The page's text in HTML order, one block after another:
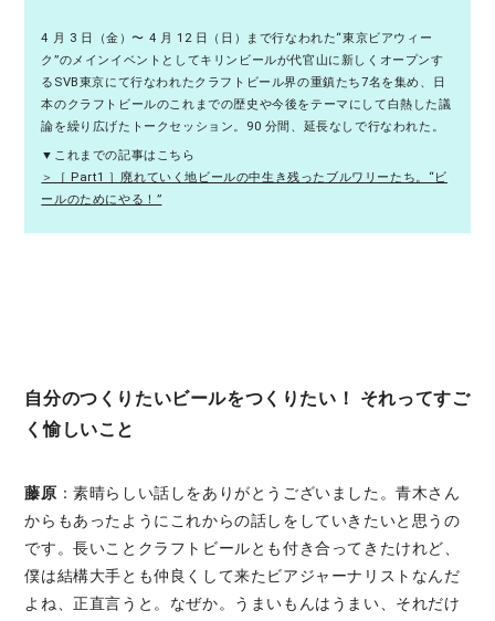
4 月 3 日（金）〜 4 月 12 日（日）まで行なわれた“東京ビアウィー
ク”のメインイベントとしてキリンビールが代官山に新しくオープンす
るSVB東京にて行なわれたクラフトビール界の重鎮たち7名を集め、日
本のクラフトビールのこれまでの歴史や今後をテーマにして白熱した議
論を繰り広げたトークセッション。90 分間、延長なしで行なわれた。
▼これまでの記事はこちら
＞［ Part1 ］廃れていく地ビールの中生き残ったブルワリーたち。“ビ
ールのためにやる！”
自分のつくりたいビールをつくりたい！ それってすご
く愉しいこと
藤原 ：素晴らしい話しをありがとうございました。青木さん
からもあったようにこれからの話しをしていきたいと思うの
です。長いことクラフトビールとも付き合ってきたけれど、
僕は結構大手とも仲良くして来たビアジャーナリストなんだ
よね、正直言うと。なぜか。うまいもんはうまい、それだけ